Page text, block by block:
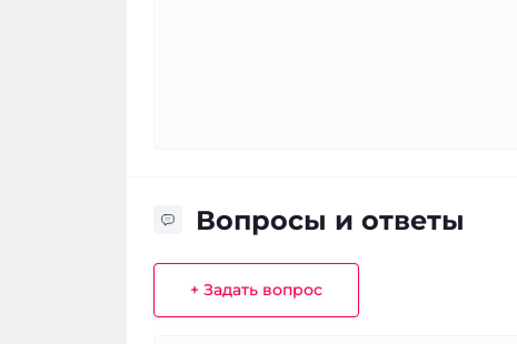
Вопросы и ответы
+ Задать вопрос